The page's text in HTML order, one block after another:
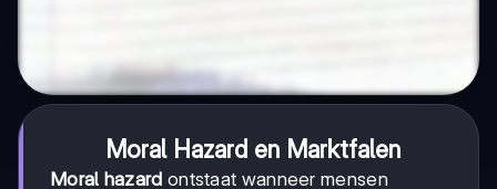
Moral Hazard en Marktfalen
Moral hazard ontstaat wanneer mensen